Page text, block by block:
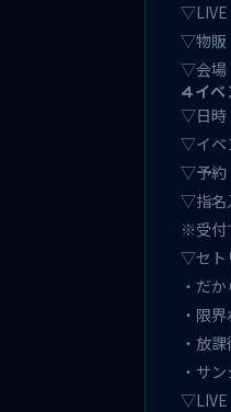
▽物販
▽会場
4イベ
▽日
▽イベ
▽予約
▽指名
※受付
▽セト
・だ
・限
・放
・サ